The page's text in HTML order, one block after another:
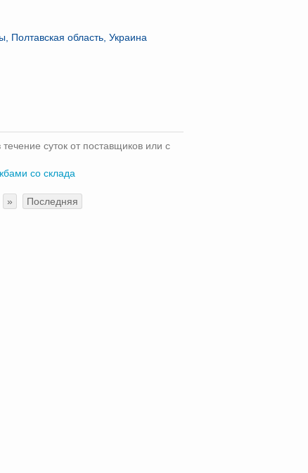
область, Украина
суток от поставщиков или с
со склада
» Последняя